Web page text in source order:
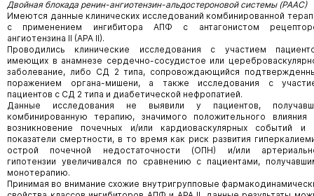
Двойная блокада ренин-ангиотензин-альдостероновой системы (РААС)
Имеются данные клинических исследований комбинированной
с применением ингибитора АПФ с антагонистом
ангиотензина II (АРА II).
Проводились клинические исследования с участием
имеющих в анамнезе сердечно-сосудистое или
заболевание, либо СД 2 типа, сопровождающийся
поражением органа-мишени, а также исследования с
пациентов с СД 2 типа и диабетической нефропатией.
Данные исследования не выявили у пациентов,
комбинированную терапию, значимого положительного влияния
возникновение почечных и/или кардиоваскулярных событий и
показатели смертности, в то время как риск развития
острой почечной недостаточности (ОПН) и/или
гипотензии увеличивался по сравнению с пациентами,
монотерапию.
Принимая во внимание схожие внутригрупповые